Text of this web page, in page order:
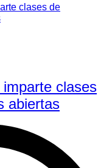
clases
abiertas